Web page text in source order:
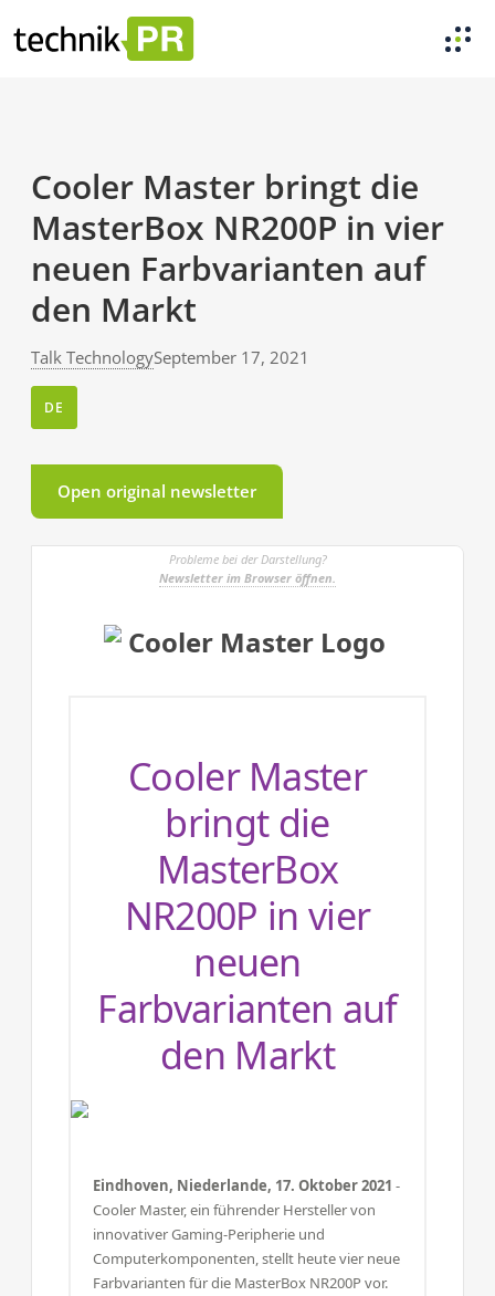
Cooler Master bringt die
MasterBox NR200P in vier
neuen Farbvarianten auf
den Markt
Talk TechnologySeptember 17, 2021
DE
Open original newsletter